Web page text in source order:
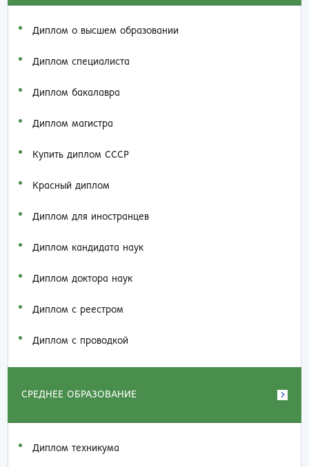
Диплом о высшем образовании
Диплом специалиста
Диплом бакалавра
Диплом магистра
Купить диплом СССР
Красный диплом
Диплом для иностранцев
Диплом кандидата наук
Диплом доктора наук
Диплом с реестром
Диплом с проводкой
СРЕДНЕЕ ОБРАЗОВАНИЕ
Диплом техникума